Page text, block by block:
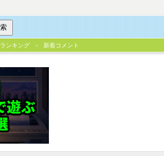
ランキング 新着コメント